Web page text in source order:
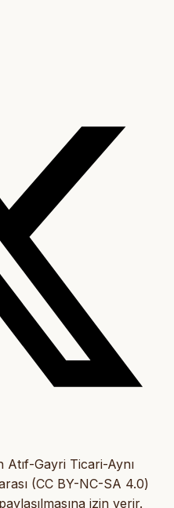
Atıf-Gayri Ticari-Aynı
(CC BY-NC-SA 4.0)
izin verir.